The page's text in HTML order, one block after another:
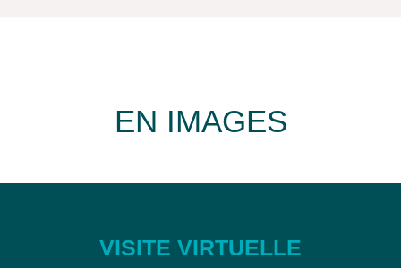
EN IMAGES
VISITE VIRTUELLE